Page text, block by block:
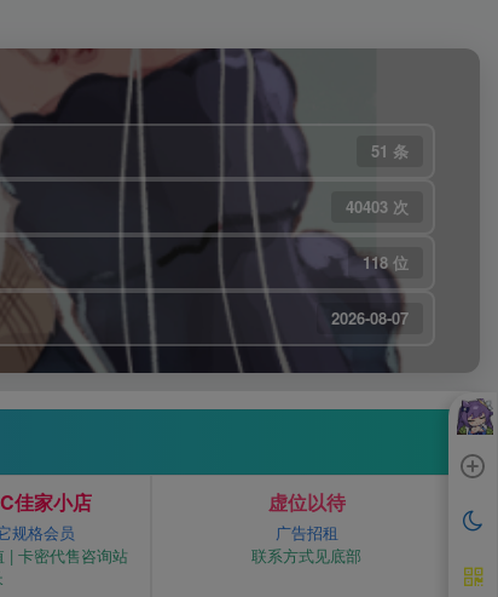
51 条
40403 次
118 位
2026-08-07
C佳家小店
规格会员
| 卡密代售咨询站
虚位以待
广告招租
联系方式见底部